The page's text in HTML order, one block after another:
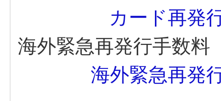
カード再発
海外緊急再発行手数料
海外緊急再発